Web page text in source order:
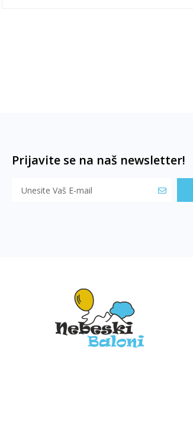
Prijavite se na naš newsletter!